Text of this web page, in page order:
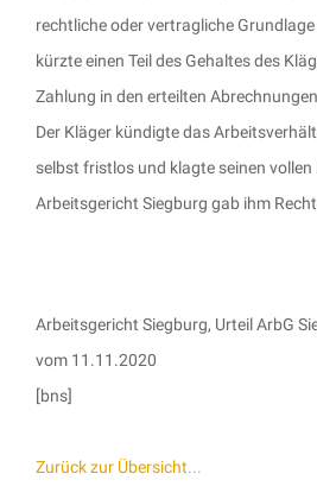
rechtliche oder vertragliche
kürzte einen Teil des Gehaltes des
Zahlung in den erteilten
Der Kläger kündigte das
selbst fristlos und klagte seinen vollen
Arbeitsgericht Siegburg gab ihm
Arbeitsgericht Siegburg, Urteil ArbG
vom 11.11.2020
[bns]
Zurück zur Übersicht...